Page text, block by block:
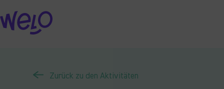
Skip
to
content
Zurück zu den Aktivitäten